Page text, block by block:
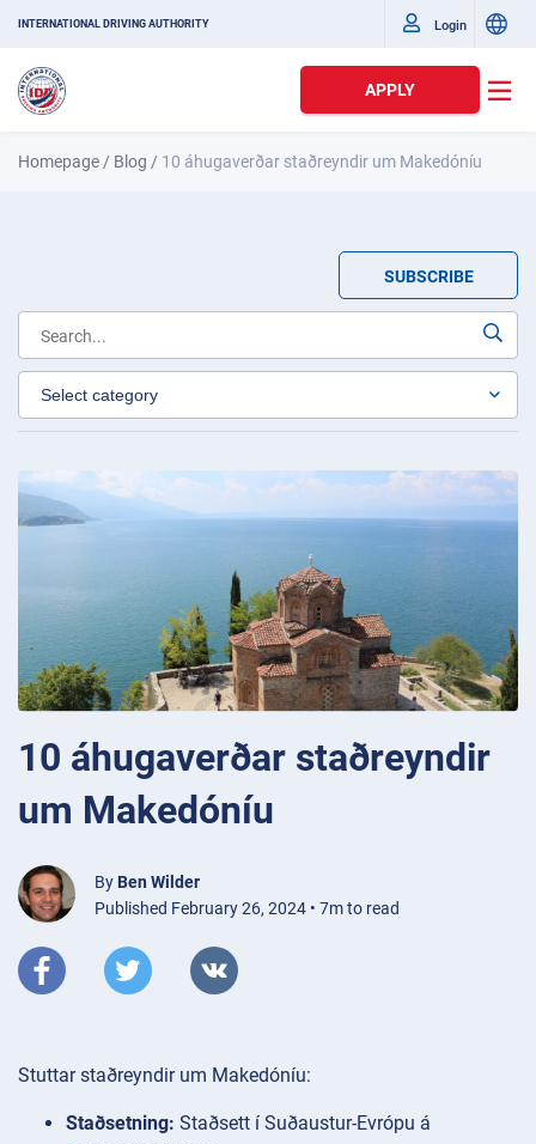
INTERNATIONAL DRIVING AUTHORITY Login
APPLY
Homepage / Blog / 10 áhugaverðar staðreyndir um Makedóníu
SUBSCRIBE
10 áhugaverðar staðreyndir
um Makedóníu
By Ben Wilder
Published February 26, 2024 • 7m to read
Stuttar staðreyndir um Makedóníu:
Staðsetning: Staðsett í Suðaustur-Evrópu á